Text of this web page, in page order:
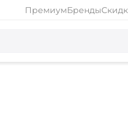
ПремиумБренды